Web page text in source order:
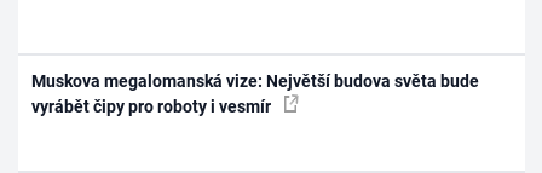
Muskova megalomanská vize: Největší budova světa bude
vyrábět čipy pro roboty i vesmír